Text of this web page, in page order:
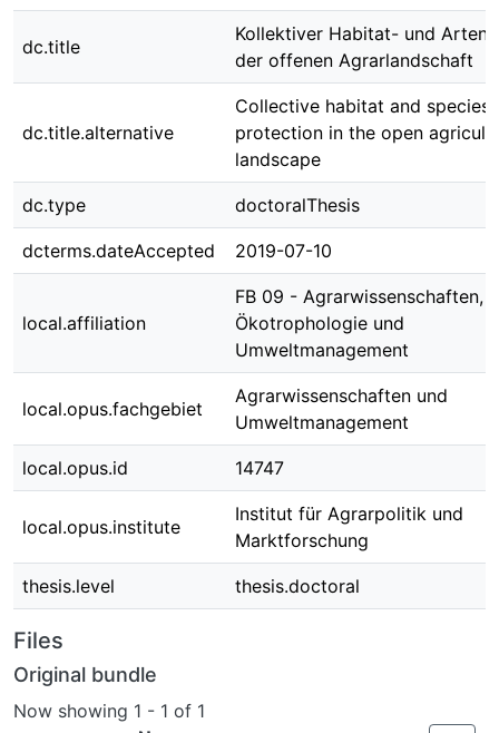
dc.title
Kollektiver Habitat- und
der offenen Agrarlandschaft
dc.title.alternative
Collective habitat and species
protection in the open
landscape
dc.type doctoralThesis
dcterms.dateAccepted 2019-07-10
local.affiliation
FB 09 - Agrarwissenschaften,
Ökotrophologie und
Umweltmanagement
local.opus.fachgebiet
Agrarwissenschaften und
Umweltmanagement
local.opus.id 14747
local.opus.institute
Institut für Agrarpolitik und
Marktforschung
thesis.level thesis.doctoral
Files
Original bundle
Now showing 1 - 1 of 1